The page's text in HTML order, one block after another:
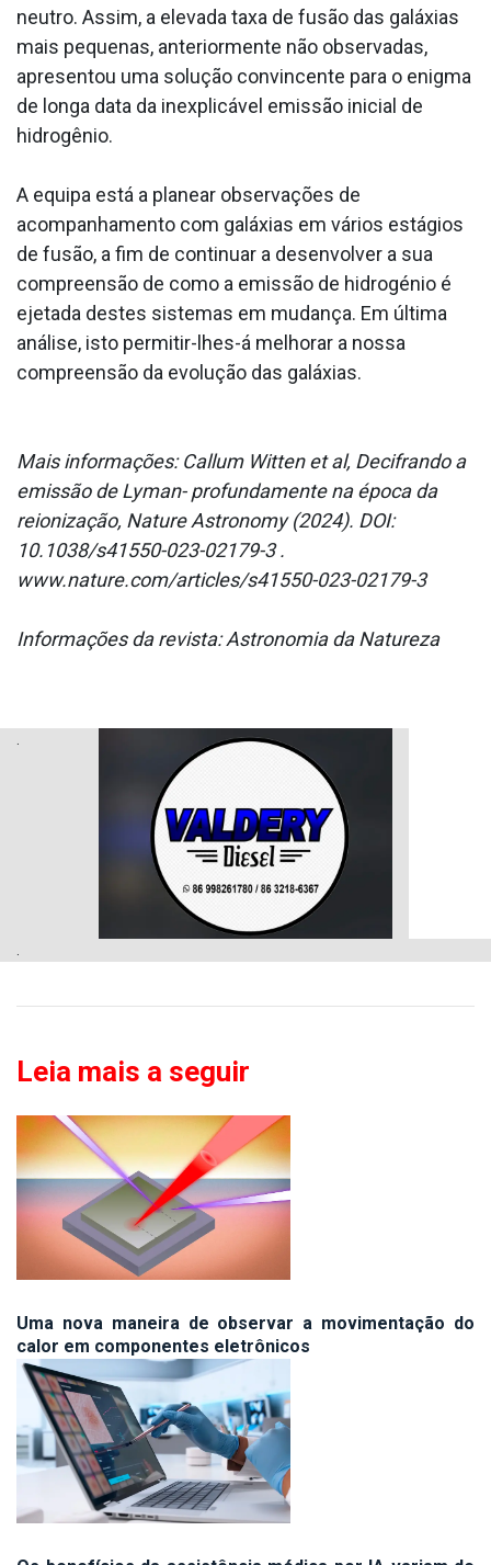
neutro. Assim, a elevada taxa de fusão das galáxias
mais pequenas, anteriormente não observadas,
apresentou uma solução convincente para o enigma
de longa data da inexplicável emissão inicial de
hidrogênio.
A equipa está a planear observações de
acompanhamento com galáxias em vários estágios
de fusão, a fim de continuar a desenvolver a sua
compreensão de como a emissão de hidrogénio é
ejetada destes sistemas em mudança. Em última
análise, isto permitir-lhes-á melhorar a nossa
compreensão da evolução das galáxias.
Mais informações: Callum Witten et al, Decifrando a
emissão de Lyman- profundamente na época da
reionização, Nature Astronomy (2024). DOI:
10.1038/s41550-023-02179-3 .
www.nature.com/articles/s41550-023-02179-3
Informações da revista: Astronomia da Natureza
.
Leia mais a seguir
Uma nova maneira de observar a movimentação do
calor em componentes eletrônicos